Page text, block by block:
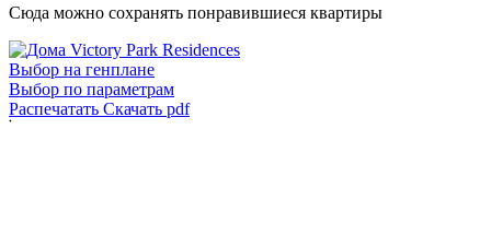
Сюда можно сохранять понравившиеся квартиры
Выбор на генплане
Выбор по параметрам
Распечатать Скачать pdf